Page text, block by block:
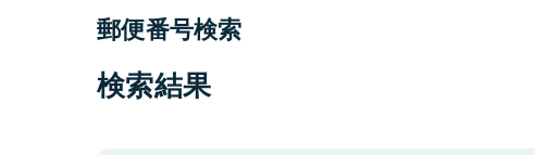
郵便番号検索
検索結果